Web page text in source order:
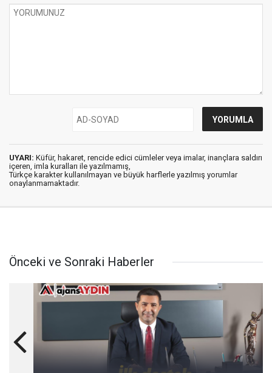
UYARI: Küfür, hakaret, rencide edici cümleler veya imalar, inançlara saldırı
içeren, imla kuralları ile yazılmamış,
Türkçe karakter kullanılmayan ve büyük harflerle yazılmış yorumlar
onaylanmamaktadır.
Önceki ve Sonraki Haberler